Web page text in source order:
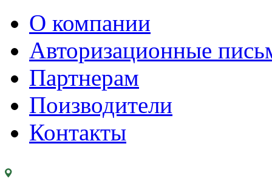
О компании
Авторизационные
Партнерам
Поизводители
Контакты